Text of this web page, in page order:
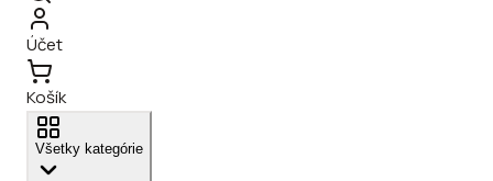
Účet
Košík
Všetky kategórie